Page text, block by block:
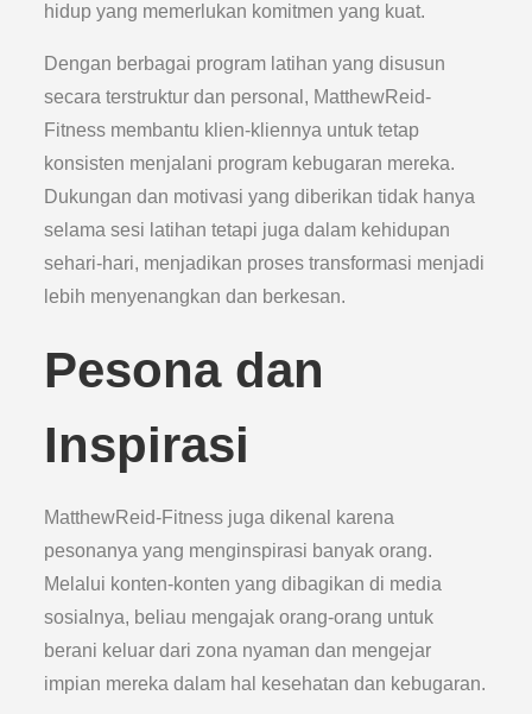
hidup yang memerlukan komitmen yang kuat.
Dengan berbagai program latihan yang disusun
secara terstruktur dan personal, MatthewReid-
Fitness membantu klien-kliennya untuk tetap
konsisten menjalani program kebugaran mereka.
Dukungan dan motivasi yang diberikan tidak hanya
selama sesi latihan tetapi juga dalam kehidupan
sehari-hari, menjadikan proses transformasi menjadi
lebih menyenangkan dan berkesan.
Pesona dan
Inspirasi
MatthewReid-Fitness juga dikenal karena
pesonanya yang menginspirasi banyak orang.
Melalui konten-konten yang dibagikan di media
sosialnya, beliau mengajak orang-orang untuk
berani keluar dari zona nyaman dan mengejar
impian mereka dalam hal kesehatan dan kebugaran.